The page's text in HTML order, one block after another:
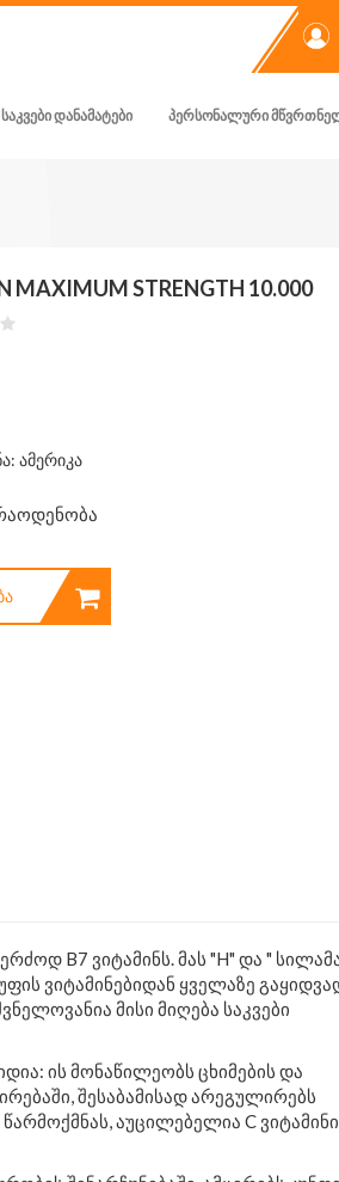
ᲡᲐᲙᲕᲔᲑᲘ ᲓᲐᲜᲐᲛᲐᲢᲔᲑᲘ ᲞᲔᲠᲡᲝᲜᲐᲚᲣᲠᲘ
MAXIMUM STRENGTH 10.000
ამერიკა
B7 ვიტამინს. მას "H" და "
ვიტამინებიდან ყველაზე
მისი მიღება საკვები
ის მონაწილეობს ცხიმების და
შესაბამისად არეგულირებს
აუცილებელია C